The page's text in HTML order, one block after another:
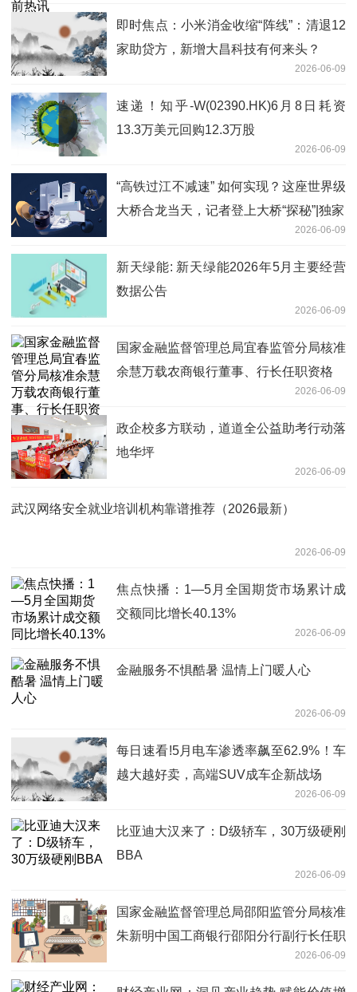
即时焦点：小米消金收缩“阵线”：清退12
家助贷方，新增大昌科技有何来头？
2026-06-09
速递！知乎-W(02390.HK)6月8日耗资
13.3万美元回购12.3万股
2026-06-09
“高铁过江不减速” 如何实现？这座世界级
大桥合龙当天，记者登上大桥“探秘”|独家
2026-06-09
新天绿能: 新天绿能2026年5月主要经营
数据公告
2026-06-09
国家金融监督管理总局宜春监管分局核准
余慧万载农商银行董事、行长任职资格
2026-06-09
政企校多方联动，道道全公益助考行动落
地华坪
2026-06-09
武汉网络安全就业培训机构靠谱推荐（2026最新）
2026-06-09
焦点快播：1—5月全国期货市场累计成
交额同比增长40.13%
2026-06-09
金融服务不惧酷暑 温情上门暖人心
2026-06-09
每日速看!5月电车渗透率飙至62.9%！车
越大越好卖，高端SUV成车企新战场
2026-06-09
比亚迪大汉来了：D级轿车，30万级硬刚
BBA
2026-06-09
国家金融监督管理总局邵阳监管分局核准
朱新明中国工商银行邵阳分行副行长任职
2026-06-09